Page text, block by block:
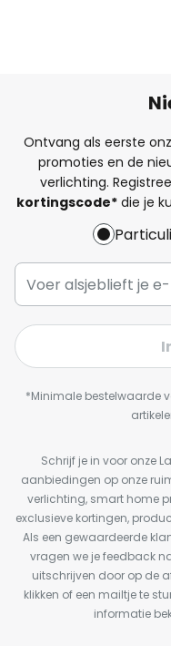
Ontvang als eerste
promoties en de
verlichting.
kortingscode*die je
*Minimale bestelwaarde
Schrijf je in voor onze
aanbiedingen op onze
verlichting, smart home
exclusieve kortingen,
Als een gewaardeerde
vragen we je feedback
uitschrijven door op de
klikken of een mailtje te
informatie